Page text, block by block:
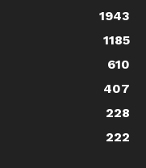
1943
1185
610
407
228
222